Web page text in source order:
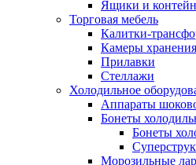
Ящики и
Торговая мебель
Калитки-
Камеры хранения
Прилавки
Стеллажи
Холодильное
Аппараты
Бонеты
Бонеты
Морозильные